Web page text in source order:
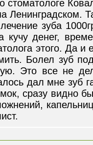
стоматологe
Ленинградском.
зуба
кучу денег,
этого. Да и
Болел зуб
Это все не
дал мне зуб
сразу видно